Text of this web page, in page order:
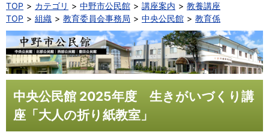
TOP
カテゴリ 中野市公民館 講座案内
教養講座
TOP
組織 教育委員会事務局 中央公民館 教育係
中央公民館 2025年度 生きがいづくり講
座「大人の折り紙教室」